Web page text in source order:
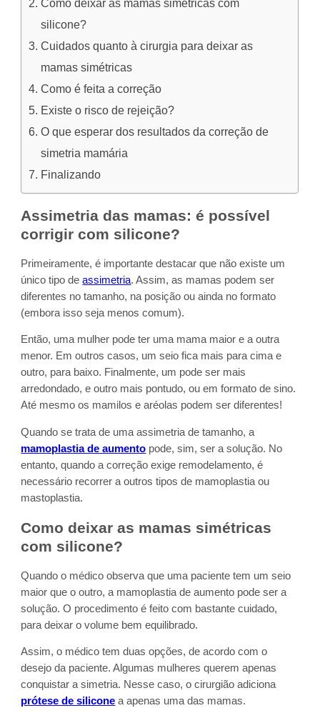
Como deixar as mamas simétricas com
silicone?
Cuidados quanto à cirurgia para deixar as
mamas simétricas
Como é feita a correção
Existe o risco de rejeição?
O que esperar dos resultados da correção de
simetria mamária
Finalizando
Assimetria das mamas: é possível
corrigir com silicone?
Primeiramente, é importante destacar que não existe um
único tipo deassimetria. Assim, as mamas podem ser
diferentes no tamanho, na posição ou ainda no formato
(embora isso seja menos comum).
Então, uma mulher pode ter uma mama maior e a outra
menor. Em outros casos, um seio fica mais para cima e
outro, para baixo. Finalmente, um pode ser mais
arredondado, e outro mais pontudo, ou em formato de sino.
Até mesmo os mamilos e aréolas podem ser diferentes!
Quando se trata de uma assimetria de tamanho, a
mamoplastia de aumento pode, sim, ser a solução. No
entanto, quando a correção exige remodelamento, é
necessário recorrer a outros tipos de mamoplastia ou
mastoplastia.
Como deixar as mamas simétricas
com silicone?
Quando o médico observa que uma paciente tem um seio
maior que o outro, a mamoplastia de aumento pode ser a
solução. O procedimento é feito com bastante cuidado,
para deixar o volume bem equilibrado.
Assim, o médico tem duas opções, de acordo com o
desejo da paciente. Algumas mulheres querem apenas
conquistar a simetria. Nesse caso, o cirurgião adiciona
prótese de silicone a apenas uma das mamas.